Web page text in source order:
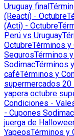
Uruguay final
(Reacti) - Octubre
(Acti) - Octubre
Perú vs Uruguay
OctubreTérminos y
SegurosTérminos
SodimacTérminos
caféTérminos y
supermercados
yapera octubre
Condiciones -
- Cupones Sodimac
juerga de
YapeosTérminos y